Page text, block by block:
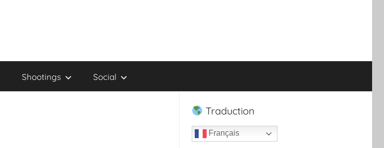
Shootings Social
Traduction
Français